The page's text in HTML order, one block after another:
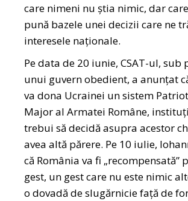
care nimeni nu știa nimic, dar
pună bazele unei decizii care ne
interesele naționale.
Pe data de 20 iunie, CSAT-ul, sub
unui guvern obedient, a anunțat
va dona Ucrainei un sistem
Major al Armatei Române,
trebui să decidă asupra acestor
avea altă părere. Pe 10 iulie,
că România va fi „recompensată”
gest, un gest care nu este nimic
o dovadă de slugărnicie față de